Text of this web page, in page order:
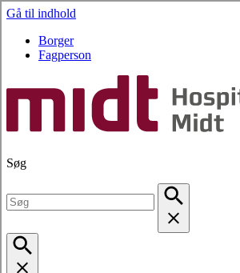
Gå til indhold
Borger
Fagperson
Søg